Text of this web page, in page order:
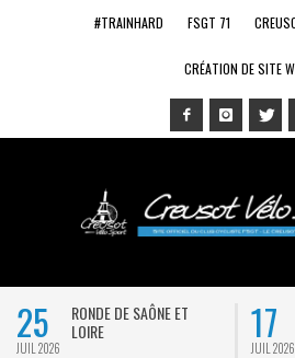
#TRAINHARD FSGT 71
CRÉATION DE SITE
25
JUIL 2026
RONDE DE SAÔNE ET
LOIRE
17
JUIL 2026